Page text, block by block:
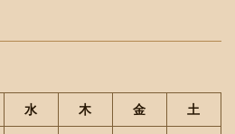
水 木 金 土